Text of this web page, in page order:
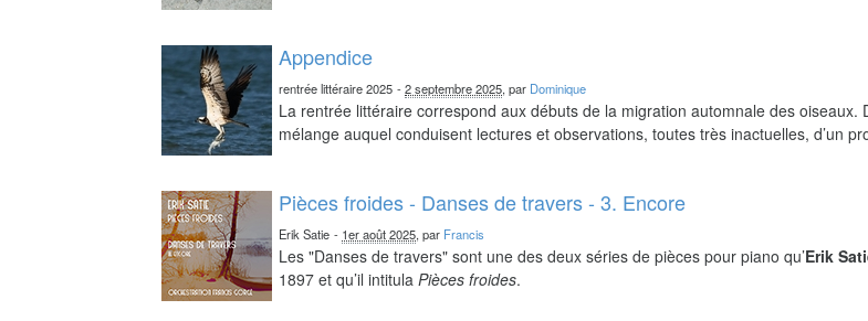
Appendice
rentrée littéraire 2025 -2 septembre 2025, par Dominique
La rentrée littéraire correspond aux débuts de la migration automnale des oiseaux.
mélange auquel conduisent lectures et observations, toutes très inactuelles, d’un
Pièces froides - Danses de travers - 3. Encore
Erik Satie - 1er août 2025, par Francis
Les "Danses de travers" sont une des deux séries de pièces pour piano qu’Erik
1897 et qu’il intitulaPièces froides.